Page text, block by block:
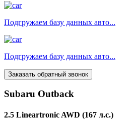
Подгружаем базу данных авто...
Подгружаем базу данных авто...
Заказать обратный звонок
Subaru Outback
2.5 Lineartronic AWD (167 л.с.)